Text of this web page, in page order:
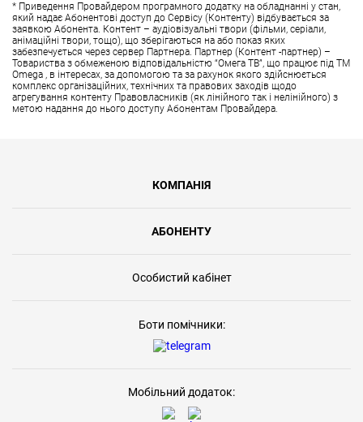
* Приведення Провайдером програмного додатку на обладнанні у стан,
який надає Абонентові доступ до Сервісу (Контенту) відбувається за
заявкою Абонента. Контент – аудіовізуальні твори (фільми, серіали,
анімаційні твори, тощо), що зберігаються на або показ яких
забезпечується через сервер Партнера. Партнер (Контент -партнер) –
Товариства з обмеженою відповідальністю “Омега ТВ”, що працює під ТМ
Omega , в інтересах, за допомогою та за рахунок якого здійснюється
комплекс організаційних, технічних та правових заходів щодо
агрегування контенту Правовласників (як лінійного так і нелінійного) з
метою надання до нього доступу Абонентам Провайдера.
КОМПАНІЯ
АБОНЕНТУ
Особистий кабінет
Боти помічники:
Мобільний додаток: